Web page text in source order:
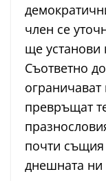
член се
ще установи
Съответно
ограничават
превръщат
почти същия
днешната ни